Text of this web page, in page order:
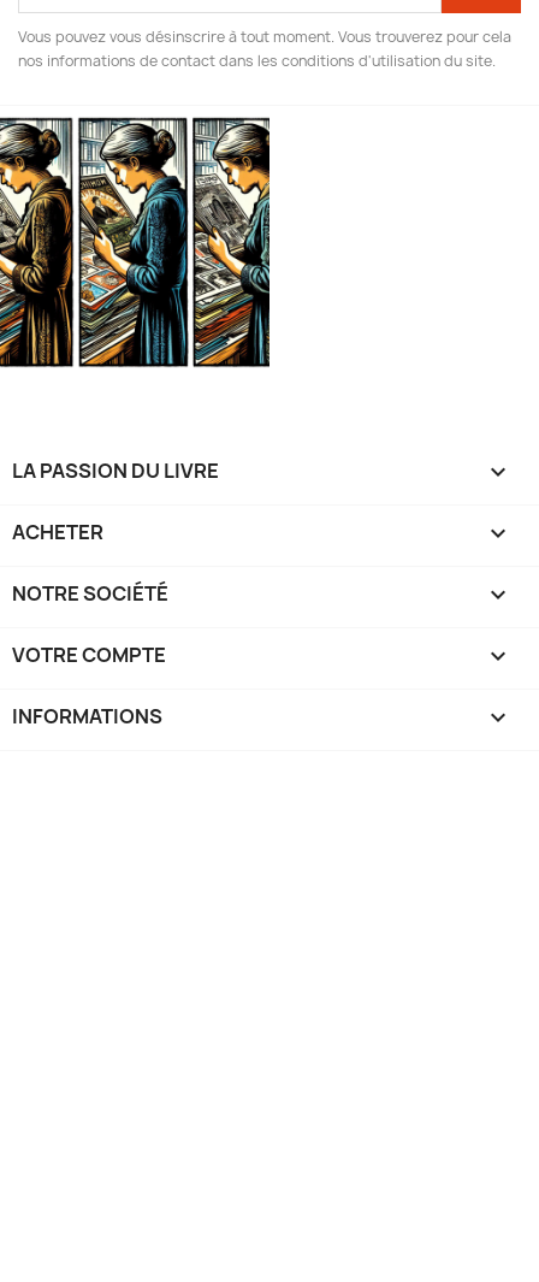
Vous pouvez vous désinscrire à tout moment. Vous trouverez pour cela
nos informations de contact dans les conditions d'utilisation du site.
LA PASSION DU LIVRE 
ACHETER 
NOTRE SOCIÉTÉ 
VOTRE COMPTE 
INFORMATIONS keyboard_arrow_down